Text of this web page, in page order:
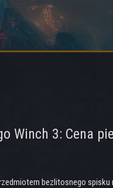
Winch 3: Cena
bezlitosnego spisku